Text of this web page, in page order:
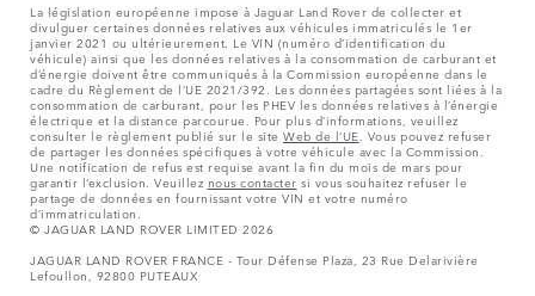
La législation européenne impose à Jaguar Land Rover de collecter et
divulguer certaines données relatives aux véhicules immatriculés le 1er
janvier 2021 ou ultérieurement. Le VIN (numéro d’identification du
véhicule) ainsi que les données relatives à la consommation de carburant et
d’énergie doivent être communiqués à la Commission européenne dans le
cadre du Règlement de l’UE 2021/392. Les données partagées sont liées à la
consommation de carburant, pour les PHEV les données relatives à l’énergie
électrique et la distance parcourue. Pour plus d’informations, veuillez
consulter le règlement publié sur le site Web de l’UE. Vous pouvez refuser
de partager les données spécifiques à votre véhicule avec la Commission.
Une notification de refus est requise avant la fin du mois de mars pour
garantir l’exclusion. Veuillez nous contacter si vous souhaitez refuser le
partage de données en fournissant votre VIN et votre numéro
d’immatriculation.
© JAGUAR LAND ROVER LIMITED 2026
JAGUAR LAND ROVER FRANCE - Tour Défense Plaza, 23 Rue Delarivière
Lefoullon, 92800 PUTEAUX